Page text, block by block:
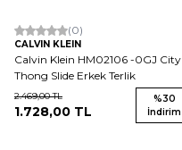
(0)
CALVIN KLEIN
Calvin Klein HM02106 -0GJ City
Thong Slide Erkek Terlik
2.469,00TL
1.728,00 TL
%30
İndirim